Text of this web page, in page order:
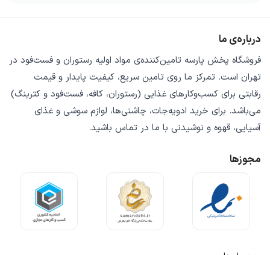
درباره‌ی ما
فروشگاه پخش پارسه تامین‌کننده‌ی مواد اولیه رستوران و فست‌فود در
تهران است. تمرکز ما روی تامین سریع، کیفیت پایدار و قیمت
رقابتی برای کسب‌وکارهای غذایی (رستوران، کافه، فست‌فود و کترینگ)
می‌باشد. برای خرید ادویه‌جات، چاشنی‌ها، لوازم سوشی و غذای
آسیایی، قهوه و نوشیدنی با ما در تماس باشید.
مجوزها